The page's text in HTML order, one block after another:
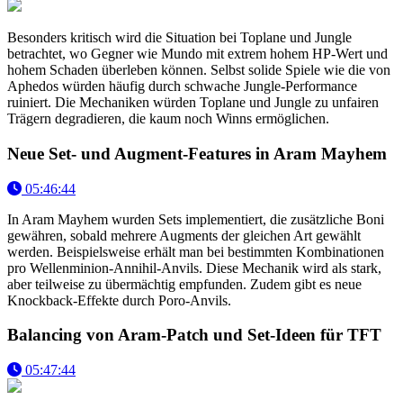
Besonders kritisch wird die Situation bei Toplane und Jungle
betrachtet, wo Gegner wie Mundo mit extrem hohem HP-Wert und
hohem Schaden überleben können. Selbst solide Spiele wie die von
Aphedos würden häufig durch schwache Jungle-Performance
ruiniert. Die Mechaniken würden Toplane und Jungle zu unfairen
Trägern degradieren, die kaum noch Winns ermöglichen.
Neue Set- und Augment-Features in Aram Mayhem
05:46:44
In Aram Mayhem wurden Sets implementiert, die zusätzliche Boni
gewähren, sobald mehrere Augments der gleichen Art gewählt
werden. Beispielsweise erhält man bei bestimmten Kombinationen
pro Wellenminion-Annihil-Anvils. Diese Mechanik wird als stark,
aber teilweise zu übermächtig empfunden. Zudem gibt es neue
Knockback-Effekte durch Poro-Anvils.
Balancing von Aram-Patch und Set-Ideen für TFT
05:47:44